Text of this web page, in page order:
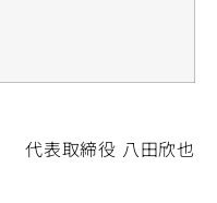
代表取締役 八田欣也